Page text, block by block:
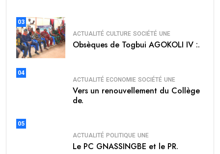
03
ACTUALITÉ CULTURE SOCIÉTÉ UNE
Obsèques de Togbui AGOKOLI IV :.
04
ACTUALITÉ ECONOMIE SOCIÉTÉ UNE
Vers un renouvellement du Collège
de.
05
ACTUALITÉ POLITIQUE UNE
Le PC GNASSINGBE et le PR.